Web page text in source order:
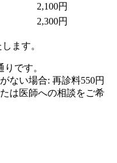
2,100円
2,300円
ます。
です。
ない場合: 再診料550円
は医師への相談をご希